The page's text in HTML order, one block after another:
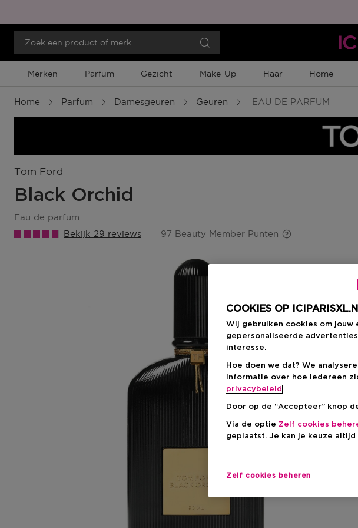
Merken Parfum Gezicht Make-Up Haar Home
Home Parfum Damesgeuren Geuren EAU DE PARFUM
Tom Ford
Black Orchid
eau de parfum
Bekijk 29 reviews
97 Beauty Member Punten
COOKIES OP
Wij gebruiken cookies om jouw
gepersonaliseerde
interesse.
Hoe doen we dat? We
informatie over hoe iedereen
privacybeleid
Door op de “Accepteer” knop
Via de optie Zelf cookies
geplaatst. Je kan je keuze
Zelf cookies beheren